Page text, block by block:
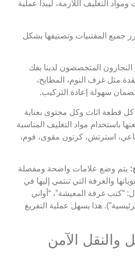
التغليف اللازمة، ليبدأ عملية
جميع المقتنيات وتصنيفها بشكل
النجارون المتخصصون لدينا بفك
مثل غرف النوم، المطابخ،
سهولة إعادة التركيب.
كل قطعة اثاث وكل محتوى بعناية
باستخدام مواد التغليف المناسبة
استرتش، كرتون مقوى، فوم،
يتم وضع علامات واضحة ومفصلة
والغرفة التي تنتمي إليها في
“كتب غرفة المعيشة”، “أواني
هذا يسهل عملية التفريغ
والنقل الآمن